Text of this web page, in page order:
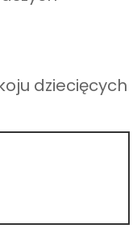
dziecięcych